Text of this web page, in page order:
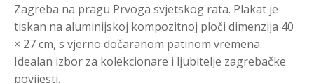
Zagreba na pragu Prvoga svjetskog rata. Plakat je
tiskan na aluminijskoj kompozitnoj ploči dimenzija 40
× 27 cm, s vjerno dočaranom patinom vremena.
Idealan izbor za kolekcionare i ljubitelje zagrebačke
povijesti.